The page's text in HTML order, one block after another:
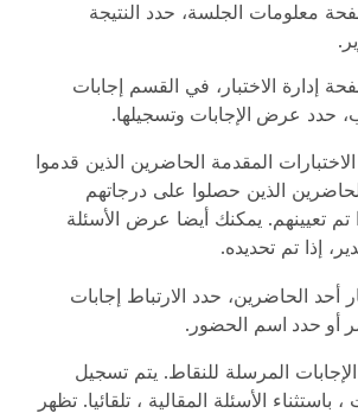
معلومات الجلسة، حدد النتيجة
.
إدارة الاختبار، في القسم إجابات
حدد عرض الإجابات وتسجيلها.
المقدمة الحاضرين الذين قدموا
الذين حصلوا على درجاتهم
تم تعيينهم. يمكنك أيضا عرض الأسئلة
إذا تم تحديده.
أحد الحاضرين، حدد الارتباط إجابات
أو حدد اسم الحضور.
المرسلة للنقاط. يتم تسجيل
باستثناء الأسئلة المقالية ، تلقائيا. تظهر